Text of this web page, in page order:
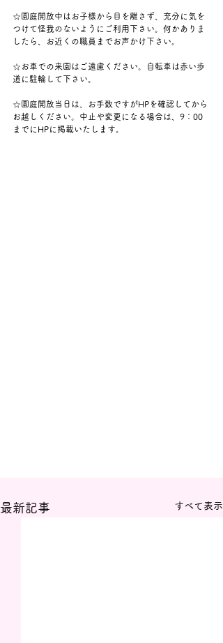
☆園庭開放中はお子様から目を離さず、充分に気を
つけて怪我のないようにご利用下さい。何かありま
したら、お近くの職員までお声かけ下さい。
☆お車での来園はご遠慮ください。自転車は赤い歩
道に駐輪して下さい。
☆園庭開放当日は、お手数ですがHPを確認してから
お越しください。中止や変更になる場合は、9：00
までにHPに掲載いたします。
最新記事 すべて表示